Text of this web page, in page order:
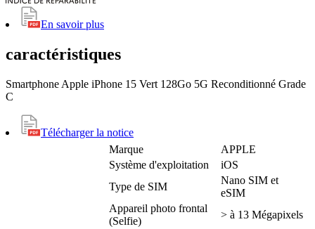
En savoir plus
caractéristiques
Smartphone Apple iPhone 15 Vert 128Go 5G Reconditionné Grade
C
Télécharger la notice
Marque
APPLE
Système d'exploitation
iOS
Type de SIM
Nano SIM et
eSIM
Appareil photo frontal
(Selfie)
> à 13 Mégapixels